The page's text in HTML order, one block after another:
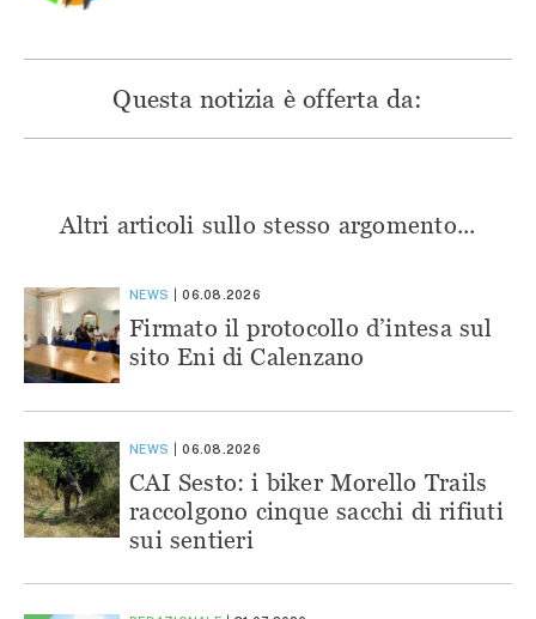
Questa notizia è offerta da:
Altri articoli sullo stesso argomento...
NEWS 06.08.2026
Firmato il protocollo d’intesa sul
sito Eni di Calenzano
NEWS 06.08.2026
CAI Sesto: i biker Morello Trails
raccolgono cinque sacchi di rifiuti
sui sentieri